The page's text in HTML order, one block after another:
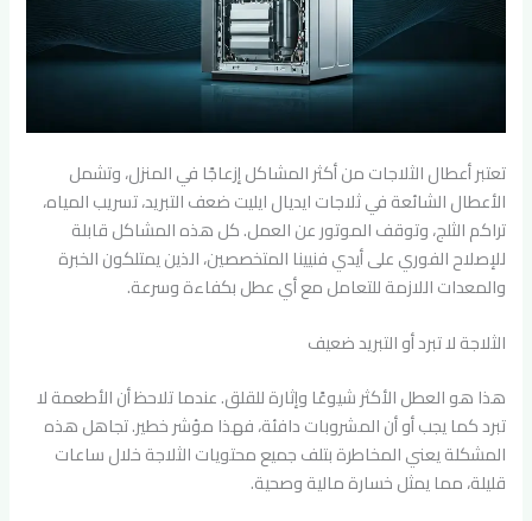
تعتبر أعطال الثلاجات من أكثر المشاكل إزعاجًا في المنزل، وتشمل
الأعطال الشائعة في ثلاجات ايديال ايليت ضعف التبريد، تسريب المياه،
تراكم الثلج، وتوقف الموتور عن العمل. كل هذه المشاكل قابلة
للإصلاح الفوري على أيدي فنيينا المتخصصين، الذين يمتلكون الخبرة
والمعدات اللازمة للتعامل مع أي عطل بكفاءة وسرعة.
الثلاجة لا تبرد أو التبريد ضعيف
هذا هو العطل الأكثر شيوعًا وإثارة للقلق. عندما تلاحظ أن الأطعمة لا
تبرد كما يجب أو أن المشروبات دافئة، فهذا مؤشر خطير. تجاهل هذه
المشكلة يعني المخاطرة بتلف جميع محتويات الثلاجة خلال ساعات
قليلة، مما يمثل خسارة مالية وصحية.